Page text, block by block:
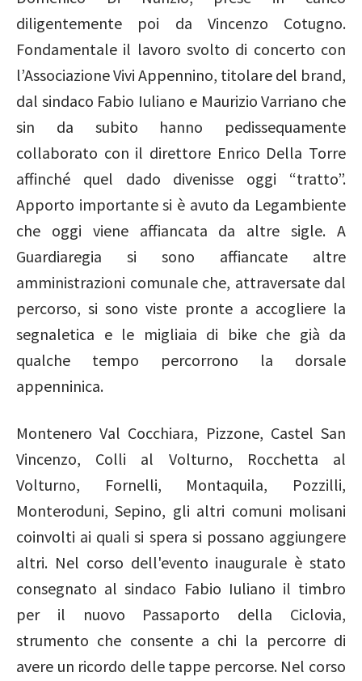
diligentemente poi da Vincenzo Cotugno.
Fondamentale il lavoro svolto di concerto con
l’Associazione Vivi Appennino, titolare del brand,
dal sindaco Fabio Iuliano e Maurizio Varriano che
sin da subito hanno pedissequamente
collaborato con il direttore Enrico Della Torre
affinché quel dado divenisse oggi “tratto”.
Apporto importante si è avuto da Legambiente
che oggi viene affiancata da altre sigle. A
Guardiaregia si sono affiancate altre
amministrazioni comunale che, attraversate dal
percorso, si sono viste pronte a accogliere la
segnaletica e le migliaia di bike che già da
qualche tempo percorrono la dorsale
appenninica.
Montenero Val Cocchiara, Pizzone, Castel San
Vincenzo, Colli al Volturno, Rocchetta al
Volturno, Fornelli, Montaquila, Pozzilli,
Monteroduni, Sepino, gli altri comuni molisani
coinvolti ai quali si spera si possano aggiungere
altri. Nel corso dell'evento inaugurale è stato
consegnato al sindaco Fabio Iuliano il timbro
per il nuovo Passaporto della Ciclovia,
strumento che consente a chi la percorre di
avere un ricordo delle tappe percorse. Nel corso